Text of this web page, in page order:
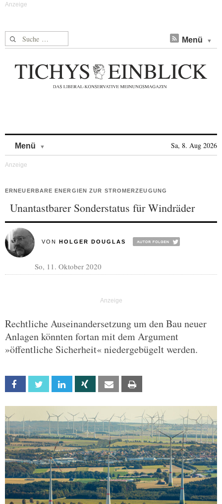
Suche nach: Menü
Menü Sa, 8. Aug 2026
ERNEUERBARE ENERGIEN ZUR STROMERZEUGUNG
Unantastbarer Sonderstatus für Windräder
VON HOLGER DOUGLAS
So, 11. Oktober 2020
Rechtliche Auseinandersetzung um den Bau neuer
Anlagen könnten fortan mit dem Argument
»öffentliche Sicherheit« niedergebügelt werden.
Facebook Twitter Linkedin Xing Email